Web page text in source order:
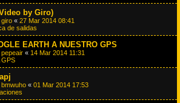
by Giro)
giro « 27 Mar 2014 08:41
de salidas
EARTH A NUESTRO GPS
pepeair « 14 Mar 2014 11:31
GPS
bmwuho « 01 Mar 2014 17:53